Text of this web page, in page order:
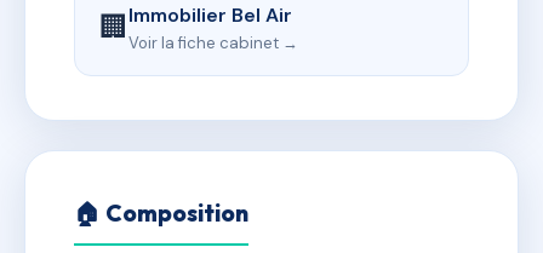
🏢Immobilier Bel Air
Voir la fiche cabinet →
🏠 Composition